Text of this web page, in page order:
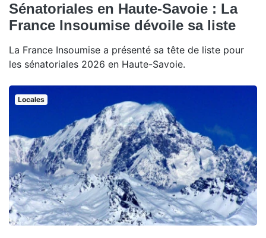
Sénatoriales en Haute-Savoie : La
France Insoumise dévoile sa liste
La France Insoumise a présenté sa tête de liste pour
les sénatoriales 2026 en Haute-Savoie.
Locales